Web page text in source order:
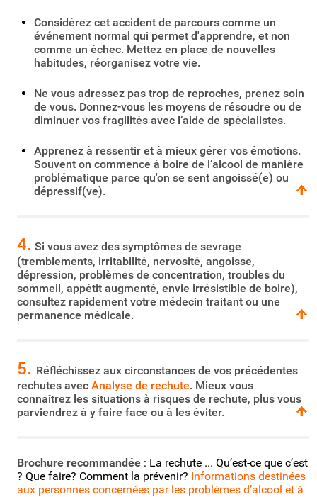
Considérez cet accident de parcours comme un
événement normal qui permet d'apprendre, et non
comme un échec. Mettez en place de nouvelles
habitudes, réorganisez votre vie.
Ne vous adressez pas trop de reproches, prenez soin
de vous. Donnez-vous les moyens de résoudre ou de
diminuer vos fragilités avec l’aide de spécialistes.
Apprenez à ressentir et à mieux gérer vos émotions.
Souvent on commence à boire de l’alcool de manière
problématique parce qu'on se sent angoissé(e) ou
dépressif(ve).
4. Si vous avez des symptômes de sevrage
(tremblements, irritabilité, nervosité, angoisse,
dépression, problèmes de concentration, troubles du
sommeil, appétit augmenté, envie irrésistible de boire),
consultez rapidement votre médecin traitant ou une
permanence médicale.
5. Réfléchissez aux circonstances de vos précédentes
rechutes avec Analyse de rechute. Mieux vous
connaîtrez les situations à risques de rechute, plus vous
parviendrez à y faire face ou à les éviter.
Brochure recommandée : La rechute ... Qu’est-ce que c’est
? Que faire? Comment la prévenir? Informations destinées
aux personnes concernées par les problèmes d’alcool et à